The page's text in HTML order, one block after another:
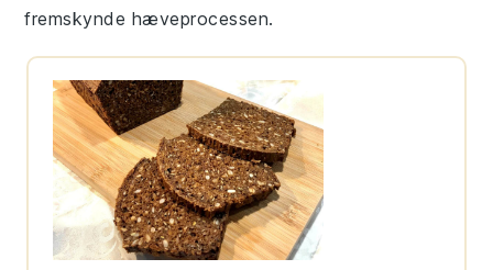
fremskynde hæveprocessen.